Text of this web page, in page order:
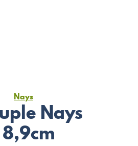
Nays
Nays